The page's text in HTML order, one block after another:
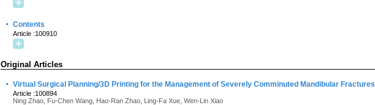
· Contents
Article :100910
Original Articles
· Virtual Surgical Planning/3D Printing for the Management of Severely Comminuted Mandibular Fractures
Article :100894
Ning Zhao, Fu-Chen Wang, Hao-Ran Zhao, Ling-Fa Xue, Wen-Lin Xiao